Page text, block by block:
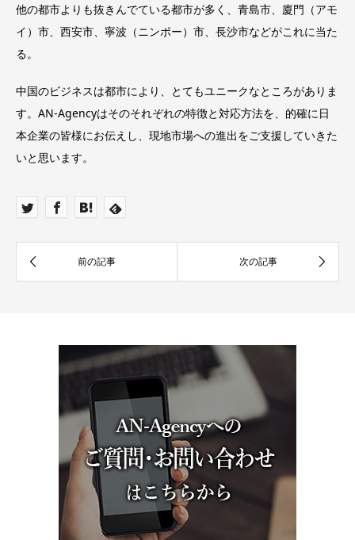
他の都市よりも抜きんでている都市が多く、青島市、廈門（アモ
イ）市、西安市、寧波（ニンポー）市、長沙市などがこれに当た
る。
中国のビジネスは都市により、とてもユニークなところがありま
す。AN-Agencyはそのそれぞれの特徴と対応方法を、的確に日
本企業の皆様にお伝えし、現地市場への進出をご支援していきた
いと思います。